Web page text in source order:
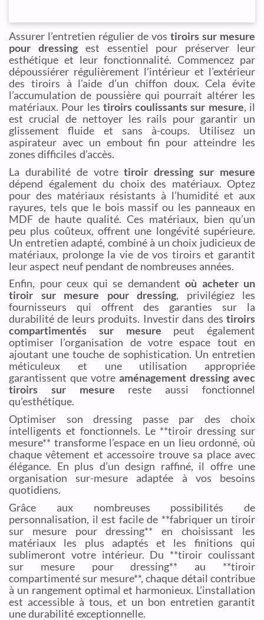
Assurer l’entretien régulier de vos tiroirs sur mesure
pour dressingest essentiel pour préserver leur
esthétique et leur fonctionnalité. Commencez par
dépoussiérer régulièrement l’intérieur et l’extérieur
des tiroirs à l’aide d’un chiffon doux. Cela évite
l’accumulation de poussière qui pourrait altérer les
matériaux. Pour les tiroirs coulissants sur mesure, il
est crucial de nettoyer les rails pour garantir un
glissement fluide et sans à-coups. Utilisez un
aspirateur avec un embout fin pour atteindre les
zones difficiles d’accès.
La durabilité de votretiroir dressing sur mesure
dépend également du choix des matériaux. Optez
pour des matériaux résistants à l’humidité et aux
rayures, tels que le bois massif ou les panneaux en
MDF de haute qualité. Ces matériaux, bien qu’un
peu plus coûteux, offrent une longévité supérieure.
Un entretien adapté, combiné à un choix judicieux de
matériaux, prolonge la vie de vos tiroirs et garantit
leur aspect neuf pendant de nombreuses années.
Enfin, pour ceux qui se demandent où acheter un
tiroir sur mesure pour dressing, privilégiez les
fournisseurs qui offrent des garanties sur la
durabilité de leurs produits. Investir dans des tiroirs
compartimentés sur mesure peut également
optimiser l’organisation de votre espace tout en
ajoutant une touche de sophistication. Un entretien
méticuleux et une utilisation appropriée
garantissent que votre aménagement dressing avec
tiroirs sur mesure reste aussi fonctionnel
qu’esthétique.
Optimiser son dressing passe par des choix
intelligents et fonctionnels. Le **tiroir dressing sur
mesure** transforme l’espace en un lieu ordonné, où
chaque vêtement et accessoire trouve sa place avec
élégance. En plus d’un design raffiné, il offre une
organisation sur-mesure adaptée à vos besoins
quotidiens.
Grâce aux nombreuses possibilités de
personnalisation, il est facile de **fabriquer un tiroir
sur mesure pour dressing** en choisissant les
matériaux les plus adaptés et les finitions qui
sublimeront votre intérieur. Du **tiroir coulissant
sur mesure pour dressing** au **tiroir
compartimenté sur mesure**, chaque détail contribue
à un rangement optimal et harmonieux. L’installation
est accessible à tous, et un bon entretien garantit
une durabilité exceptionnelle.